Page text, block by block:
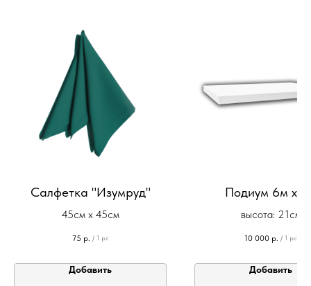
Салфетка "Изумруд"
45см х 45см
75 р. / 1 pc
Добавить
Подиум 6м х
высота: 21см
10 000 р. / 1 pc
Добавить